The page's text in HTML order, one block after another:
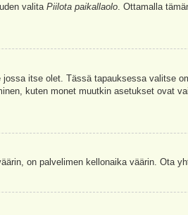
valita Piilota paikallaolo. Ottamalla
itse olet. Tässä tapauksessa valitse
kuten monet muutkin asetukset ovat
on palvelimen kellonaika väärin. Ota